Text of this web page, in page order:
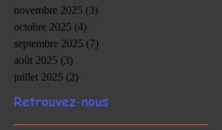
novembre 2025 (3)
octobre 2025 (4)
septembre 2025 (7)
août 2025 (3)
juillet 2025 (2)
Retrouvez-nous